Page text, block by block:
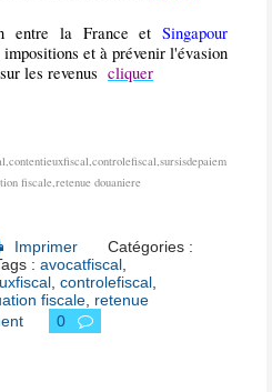
entre la France et Singapour
et à prévenir l'évasion
les revenus cliquer
fiscale,retenue douaniere
Imprimer
Catégories :
:avocatfiscal,
, controlefiscal,
fiscale, retenue
0